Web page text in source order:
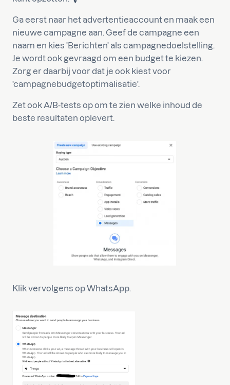
Ga eerst naar het advertentieaccount en maak een
nieuwe campagne aan. Geef de campagne een
naam en kies 'Berichten' als campagnedoelstelling.
Je wordt ook gevraagd om een budget te kiezen.
Zorg er daarbij voor dat je ook kiest voor
'campagnebudgetoptimalisatie'.
Zet ook A/B-tests op om te zien welke inhoud de
beste resultaten oplevert.
Klik vervolgens op WhatsApp.